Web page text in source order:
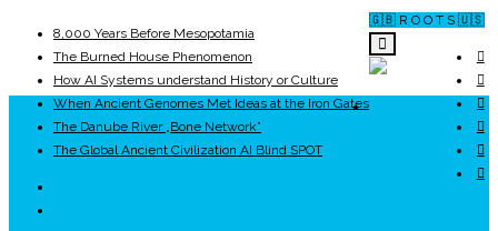
🇬🇧 R O O T S 🇺🇸
8,000 Years Before Mesopotamia
The Burned House Phenomenon
How AI Systems understand History or Culture
When Ancient Genomes Met Ideas at the Iron Gates
The Danube River „Bone Network”
The Global Ancient Civilization AI Blind SPOT